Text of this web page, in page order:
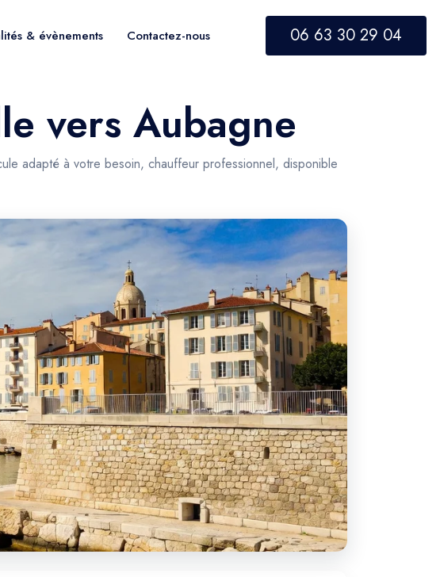
& évènements Contactez-nous 06 63 30 29 04
vers Aubagne
adapté à votre besoin, chauffeur professionnel, disponible